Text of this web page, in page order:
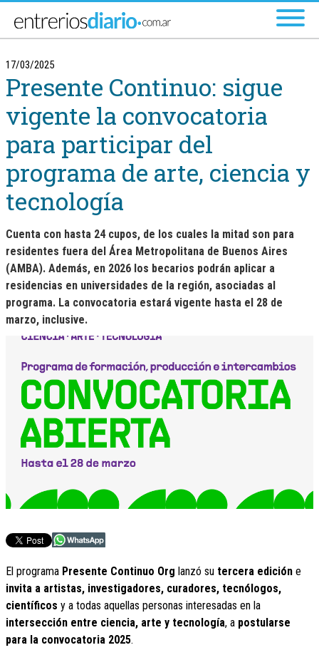
17/03/2025
Presente Continuo: sigue
vigente la convocatoria
para participar del
programa de arte, ciencia y
tecnología
Cuenta con hasta 24 cupos, de los cuales la mitad son para
residentes fuera del Área Metropolitana de Buenos Aires
(AMBA). Además, en 2026 los becarios podrán aplicar a
residencias en universidades de la región, asociadas al
programa. La convocatoria estará vigente hasta el 28 de
marzo, inclusive.
El programa Presente Continuo Org lanzó su tercera edición e
invita a artistas, investigadores, curadores, tecnólogos,
científicos y a todas aquellas personas interesadas en la
intersección entre ciencia, arte y tecnología, a postularse
para la convocatoria 2025.